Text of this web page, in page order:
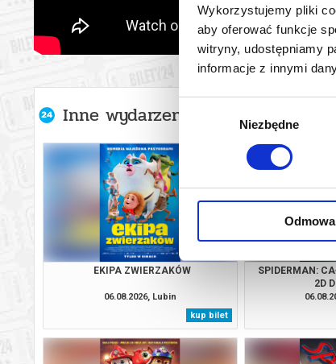
Wykorzystujemy pliki
aby oferować funkcje
witryny, udostępniamy
informacje z innymi
Niezbędne
Odmowa
Inne wydarzenia organizatora
EKIPA ZWIERZAKÓW
06.08.2026, Lubin
kup bilet
SPIDERMAN:
2D